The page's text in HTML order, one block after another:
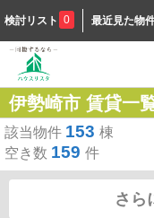
検討リスト 0 最近見た物
伊勢崎市 賃貸一
該当物件 153 棟
空き数 159 件
さら